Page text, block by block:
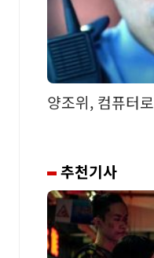
양조위, 컴퓨터
추천기사